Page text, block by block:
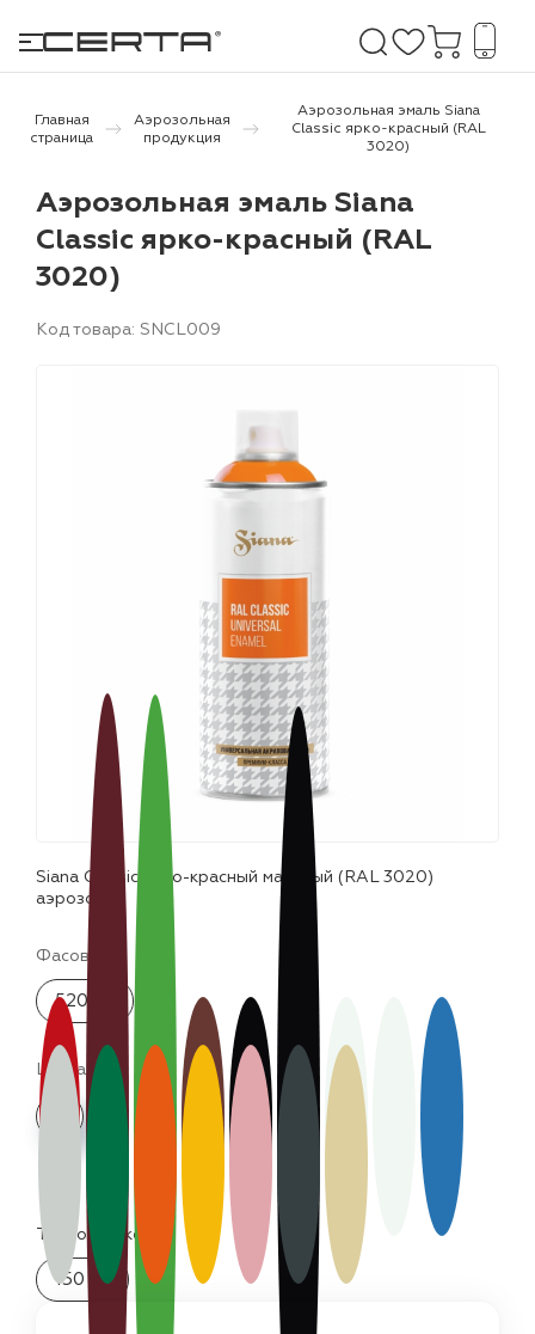
и дачи
бетону,
Главная
страница
Аэрозольная
продукция
Аэрозольная эмаль Siana
Classic ярко-красный (RAL
3020)
Аэрозольная эмаль Siana
Classic ярко-красный (RAL
3020)
Код товара: SNCL009
Siana Classic ярко-красный матовый (RAL 3020)
аэрозоль
Фасовка:
520 мл
Цвета:
Термостойкость:
150 °C